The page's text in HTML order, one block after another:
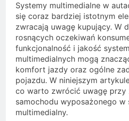
Systemy multimedialne w
się coraz bardziej istotnym
zwracają uwagę kupujący. W
rosnących oczekiwań
funkcjonalność i jakość
multimedialnych mogą
komfort jazdy oraz ogólne
pojazdu. W niniejszym
co warto zwrócić uwagę przy
samochodu wyposażonego w
multimedialny.